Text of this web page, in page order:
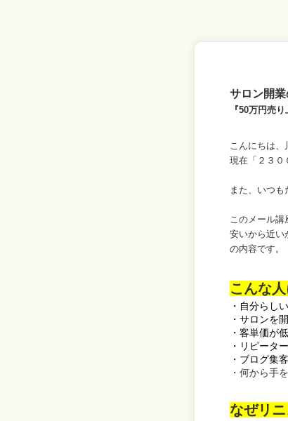
サロン開
『50万円売
こんにちは、
現在「２３０
また、いつも
このメール講
安いから近い
の内容です。
こんな
・自分らし
・サロンを
・客単価が
・リピータ
・ブログ集
・何から手
なぜリ